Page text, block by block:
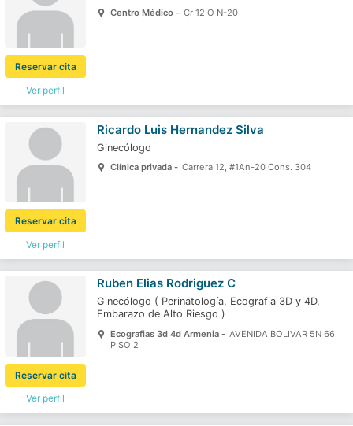
Ver perfil
Reservar cita
Centro Médico - Cr 12 O N-20
Ver perfil
Reservar cita
Ricardo Luis Hernandez Silva
Ginecólogo
Clínica privada - Carrera 12, #1An-20 Cons. 304
Ver perfil
Reservar cita
Ruben Elias Rodriguez C
Ginecólogo ( Perinatología, Ecografia 3D y 4D,
Embarazo de Alto Riesgo )
Ecografias 3d 4d Armenia - AVENIDA BOLIVAR 5N 66
PISO 2